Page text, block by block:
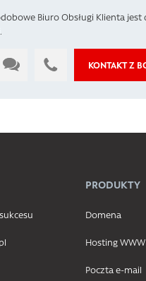
Biuro Obsługi Klienta jest
KONTAKT Z
PRODUKTY
Domena
Hosting WWW
Poczta e-mail